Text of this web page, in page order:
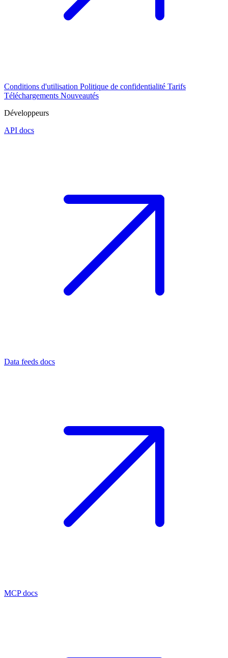
Conditions d'utilisation Politique de confidentialité Tarifs
Téléchargements Nouveautés
Développeurs
API docs
Data feeds docs
MCP docs